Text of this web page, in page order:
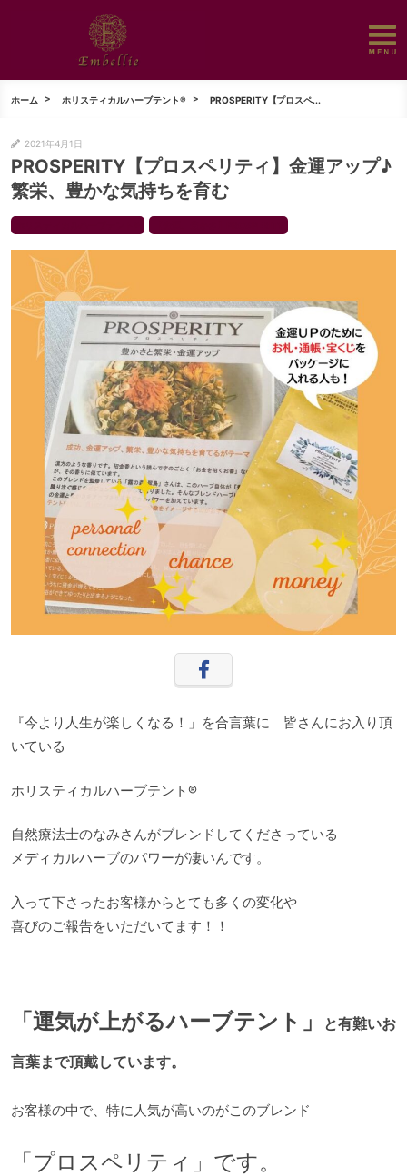
ホーム ホリスティカルハーブテント® PROSPERITY【プロスペ...
2021年4月1日
PROSPERITY【プロスペリティ】金運アップ♪
繁栄、豊かな気持ちを育む
『今より人生が楽しくなる！」を合言葉に 皆さんにお入り頂
いている
ホリスティカルハーブテント®
自然療法士のなみさんがブレンドしてくださっている
メディカルハーブのパワーが凄いんです。
入って下さったお客様からとても多くの変化や
喜びのご報告をいただいてます！！
「運気が上がるハーブテント」 と有難いお
言葉まで頂戴しています。
お客様の中で、特に人気が高いのがこのブレンド
「プロスペリティ」です。